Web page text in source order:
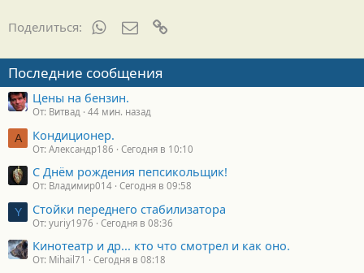
Поделиться: WhatsAppЭлектронная почта
Последние сообщения
Цены на бензин.
От: Витвад 44 мин. назад
А Кондиционер.
От: Александр186 Сегодня в 10:10
С Днём рождения пепсикольщик!
От: Владимир014 Сегодня в 09:58
Y Стойки переднего стабилизатора
От: yuriy1976 Сегодня в 08:36
Кинотеатр и др... кто что смотрел и как оно.
От: Mihail71 Сегодня в 08:18